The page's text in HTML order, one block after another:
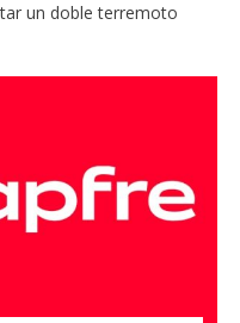
un doble terremoto